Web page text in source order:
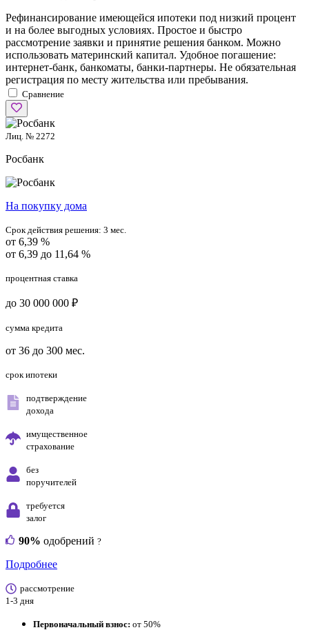
Рефинансирование имеющейся ипотеки под низкий процент
и на более выгодных условиях. Простое и быстро
рассмотрение заявки и принятие решения банком. Можно
использовать материнский капитал. Удобное погашение:
интернет-банк, банкоматы, банки-партнеры. Не обязательная
регистрация по месту жительства или пребывания.
Сравнение
Лиц. № 2272
Росбанк
На покупку дома
Срок действия решения: 3 мес.
от 6,39 %
от 6,39 до 11,64 %
процентная ставка
до 30 000 000 ₽
сумма кредита
от 36 до 300 мес.
срок ипотеки
подтверждение
дохода
имущественное
страхование
без
поручителей
требуется
залог
90% одобрений ?
Подробнее
рассмотрение
1-3 дня
Первоначальный взнос: от 50%